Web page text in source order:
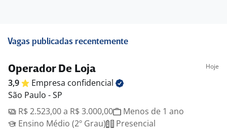
Vagas publicadas recentemente
Operador De Loja Hoje
3,9 Empresa confidencial
São Paulo - SP
R$ 2.523,00 a R$ 3.000,00
Menos de 1 ano
Ensino Médio (2º Grau)
Presencial